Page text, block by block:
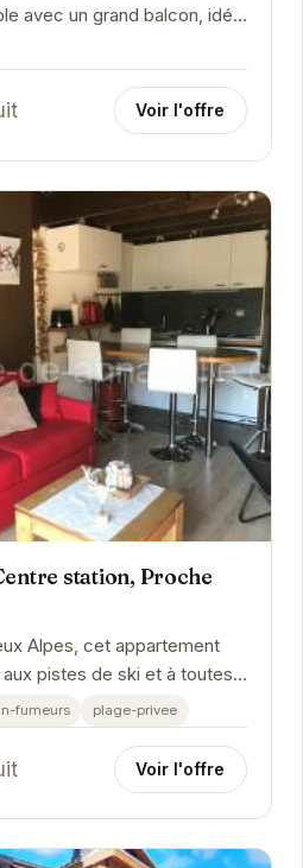
avec un grand balcon, idéal
une journée sur les...
Voir l'offre
station, Proche
Alpes, cet appartement
pistes de ski et à toutes
station. Avec son...
fumeurs plage-privee
Voir l'offre